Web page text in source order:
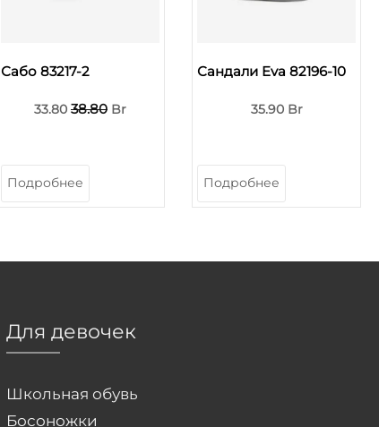
Сабо 83217-2
33.80 38.80 Br
Подробнее
Сандали Eva 82196-10
35.90 Br
Подробнее
Для девочек
Школьная обувь
Босоножки